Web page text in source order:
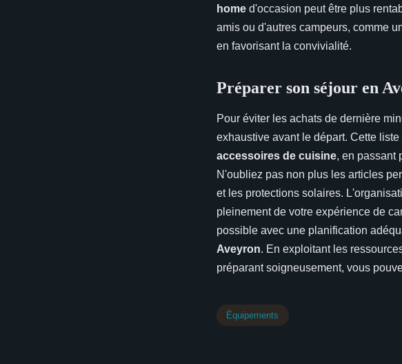
home d'occasion peut être plus
amis ou d'autres campeurs, comme
en favorisant la convivialité.
Préparer son séjour en
Pour éviter les achats de dernière
exhaustive avant le départ. Cette
accessoires de cuisine, en passant
N'oubliez pas non plus les articles
et les protections solaires.
pleinement de votre expérience de
possible avec une planification
Aveyron. En exploitant les
préparant soigneusement, vous
Équipements